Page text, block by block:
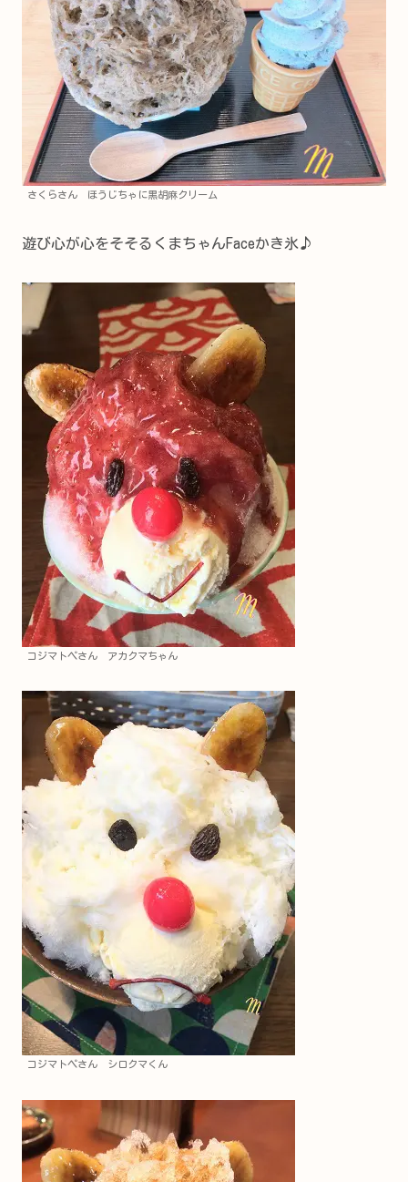
さくらさん ほうじちゃに黒胡麻クリーム
遊び心が心をそそるくまちゃんFaceかき氷♪
コジマトペさん アカクマちゃん
コジマトペさん シロクマくん